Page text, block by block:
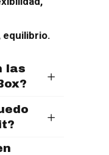
equilibrio.
las